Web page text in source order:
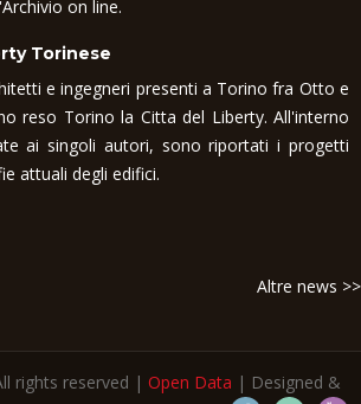
on line.
Torinese
e ingegneri presenti a Torino fra Otto e
reso Torino la Citta del Liberty. All'interno
ai singoli autori, sono riportati i progetti
attuali degli edifici.
Altre news >>
rights reserved | Open Data | Designed &